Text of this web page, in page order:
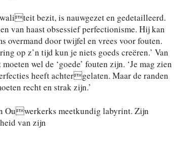
bezit, is nauwgezet en gedetailleerd.
van haast obsessief perfectionisme. Hij kan
overmand door twijfel en vrees voor fouten.
op z’n tijd kun je niets goeds creëren.’ Van
wel de ‘goede’ fouten zijn. ‘Je mag zien
heeft achtergelaten. Maar de randen
recht en strak zijn.’
Ouwerkerks meetkundig labyrint. Zijn
van zijn